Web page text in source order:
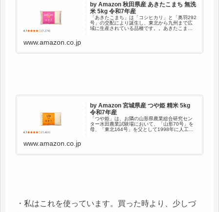
by Amazon 秋田県産 あきたこまち 無洗
米 5kg 令和7年産
「あきたこまち」は「コシヒカリ」と「奥羽292
号」の交配により誕生し、東北から九州まで広
域に生産されている品種です。。あきたこまち
www.amazon.co.jp
by Amazon 宮城県産 つや姫 精米 5kg
令和7年産
「つや姫」は、お隣の山形県農業総合研究セン
ター水田農業試験場において、「山形70号」を
母、「東北164号」を父として1998年に人工交
www.amazon.co.jp
・私はこれを使っています。買った時より、少しづ